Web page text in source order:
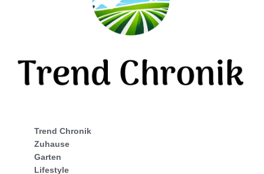
Trend Chronik
Zuhause
Garten
Lifestyle